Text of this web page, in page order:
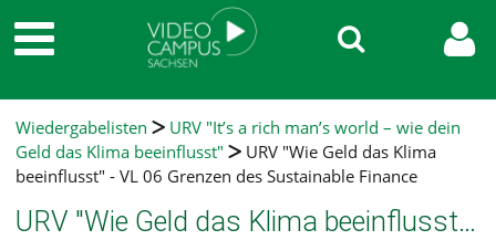
Wiedergabelisten
URV "It’s a rich man’s world – wie dein
Geld das Klima beeinflusst"
URV "Wie Geld das Klima
beeinflusst" - VL 06 Grenzen des Sustainable Finance
URV "Wie Geld das Klima beeinflusst" - VL 06 Grenzen des Sustainable Finance